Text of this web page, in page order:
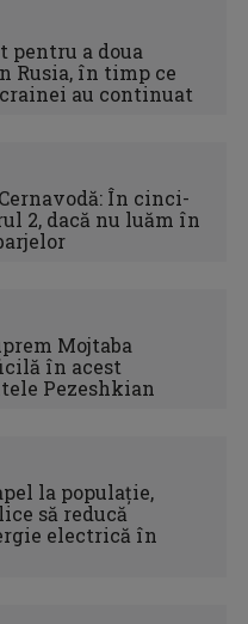
pentru a doua
Rusia, în timp ce
au continuat
În cinci-
2, dacă nu luăm în
Mojtaba
în acest
Pezeshkian
la populație,
să reducă
electrică în